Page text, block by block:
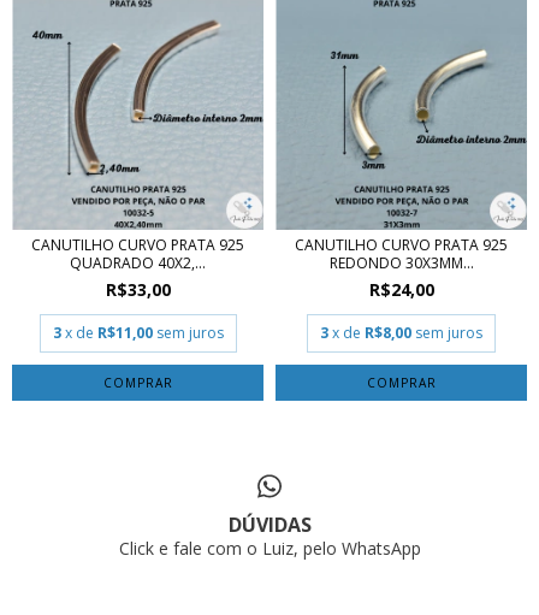
CANUTILHO CURVO PRATA 925
QUADRADO 40X2,...
R$33,00
3 x de R$11,00 sem juros
CANUTILHO CURVO PRATA 925
REDONDO 30X3MM...
R$24,00
3x de R$8,00 sem juros
DÚVIDAS
Click e fale com o Luiz, pelo WhatsApp